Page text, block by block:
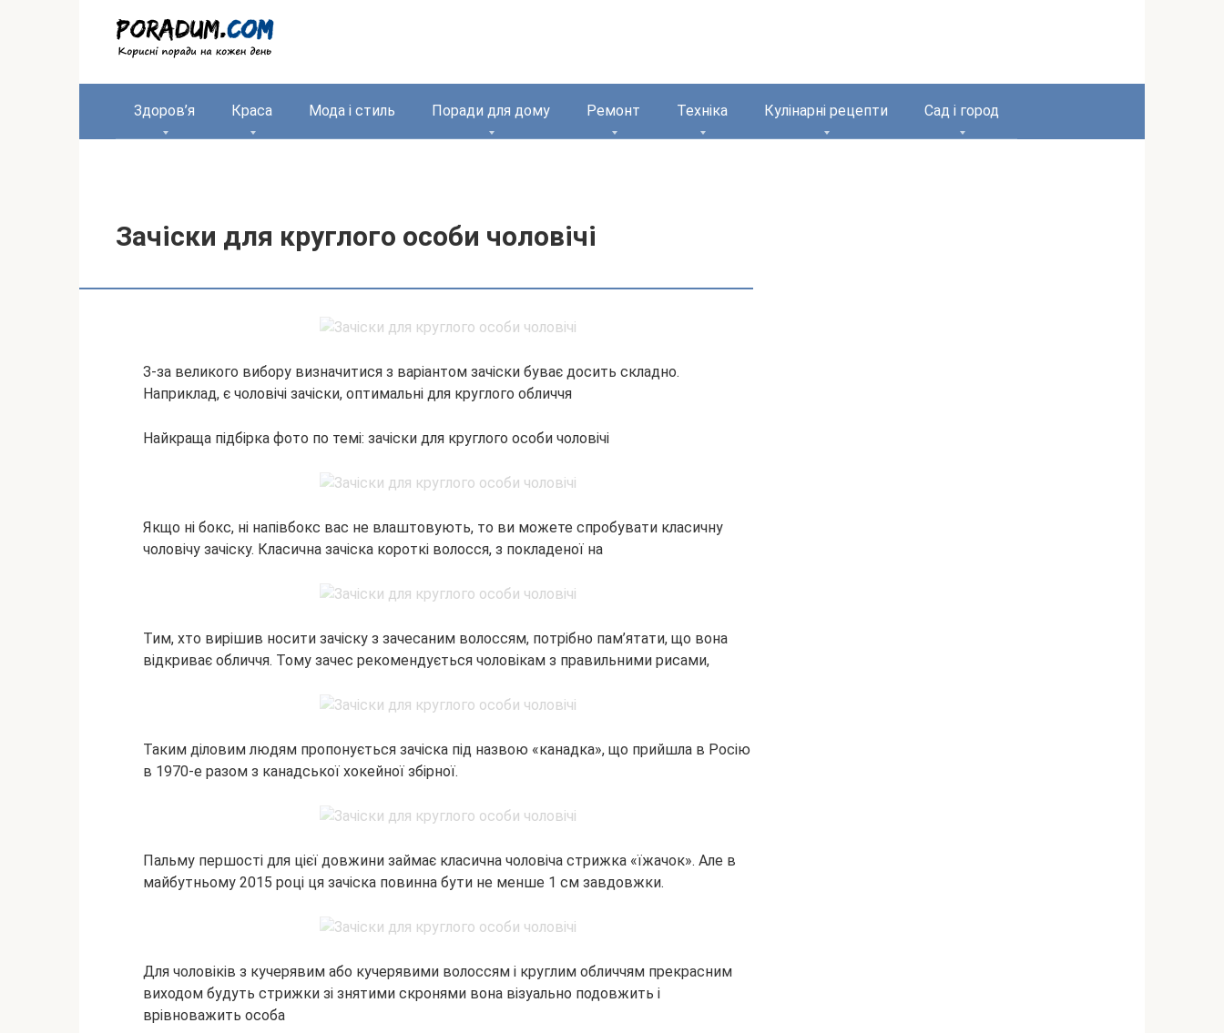
Здоров’я Краса Мода і стиль Поради для дому Ремонт Техніка Кулінарні рецепти Сад і город
Зачіски для круглого особи чоловічі
З-за великого вибору визначитися з варіантом зачіски буває досить складно.
Наприклад, є чоловічі зачіски, оптимальні для круглого обличчя
Найкраща підбірка фото по темі: зачіски для круглого особи чоловічі
Якщо ні бокс, ні напівбокс вас не влаштовують, то ви можете спробувати класичну
чоловічу зачіску. Класична зачіска короткі волосся, з покладеної на
Тим, хто вирішив носити зачіску з зачесаним волоссям, потрібно пам’ятати, що вона
відкриває обличчя. Тому зачес рекомендується чоловікам з правильними рисами,
Таким діловим людям пропонується зачіска під назвою «канадка», що прийшла в Росію
в 1970-е разом з канадської хокейної збірної.
Пальму першості для цієї довжини займає класична чоловіча стрижка «їжачок». Але в
майбутньому 2015 році ця зачіска повинна бути не менше 1 см завдовжки.
Для чоловіків з кучерявим або кучерявими волоссям і круглим обличчям прекрасним
виходом будуть стрижки зі знятими скронями вона візуально подовжить і
врівноважить особа